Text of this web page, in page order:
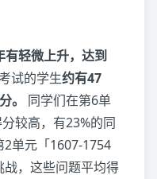
轻微上升，达到
试的学生约有47
。
同学们在第6单
较高，有23%的同
2单元「1607-1754
，这些问题平均得